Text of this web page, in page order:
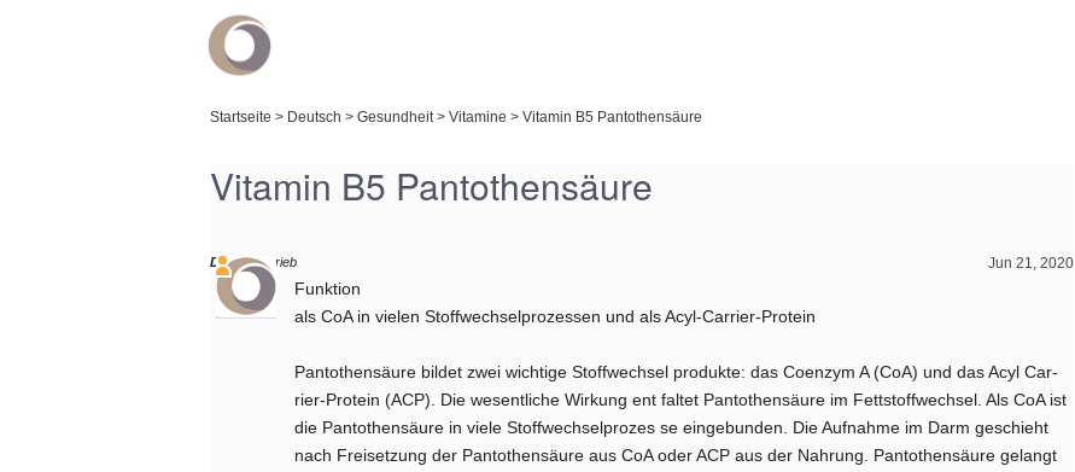
Startseite > Deutsch > Gesundheit > Vitamine > Vitamin B5 Pantothensäure
Vitamin B5 Pantothensäure
Jun 21, 2020
Daniel schrieb
Funktion
als CoA in vielen Stoffwechselprozessen und als Acyl-Carrier-Protein
Pantothensäure bildet zwei wichtige Stoffwechsel­ produkte: das Coenzym A (CoA) und das Acyl Car­
rier-Protein (ACP). Die wesentliche Wirkung ent­ faltet Pantothensäure im Fettstoffwechsel. Als CoA ist
die Pantothensäure in viele Stoffwechselprozes­ se eingebunden. Die Aufnahme im Darm geschieht
nach Freisetzung der Pantothensäure aus CoA oder ACP aus der Nahrung. Pantothensäure gelangt